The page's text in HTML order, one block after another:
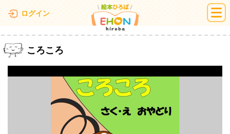
ログイン 絵本ひろば
ころころ